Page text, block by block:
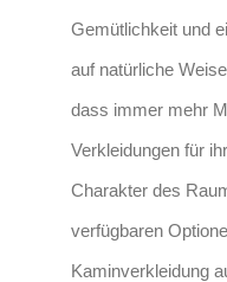
Gemütlichkeit und
auf natürliche
dass immer mehr
Verkleidungen für
Charakter des
verfügbaren
Kaminverkleidung